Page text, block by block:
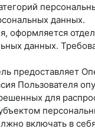
данных.
данных.
предоставляет
Пользователя
для
включать в